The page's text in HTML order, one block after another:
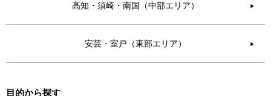
高知・須崎・南国（中部エリア） ▶︎
安芸・室戸（東部エリア） ▶︎
目的から探す